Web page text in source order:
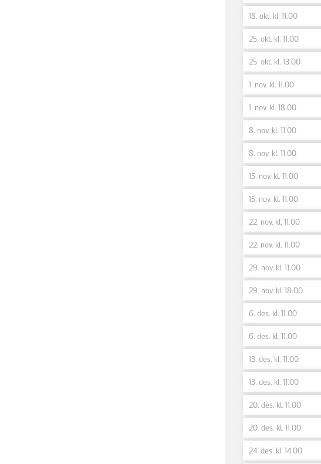
18. okt. kl. 11.00
25. okt. kl. 11.00
25. okt. kl. 13.00
1. nov. kl. 11.00
1. nov. kl. 18.00
8. nov. kl. 11.00
8. nov. kl. 11.00
15. nov. kl. 11.00
15. nov. kl. 11.00
22. nov. kl. 11.00
22. nov. kl. 11.00
29. nov. kl. 11.00
29. nov. kl. 18.00
6. des. kl. 11.00
6. des. kl. 11.00
13. des. kl. 11.00
13. des. kl. 11.00
20. des. kl. 11.00
20. des. kl. 11.00
24. des. kl. 14.00